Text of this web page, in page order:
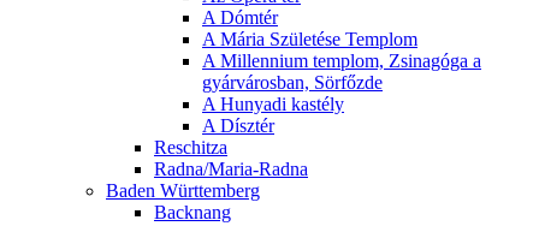
A Dómtér
A Mária Születése Templom
A Millennium templom, Zsinagóga a
gyárvárosban, Sörfőzde
A Hunyadi kastély
A Dísztér
Reschitza
Radna/Maria-Radna
Baden Württemberg
Backnang